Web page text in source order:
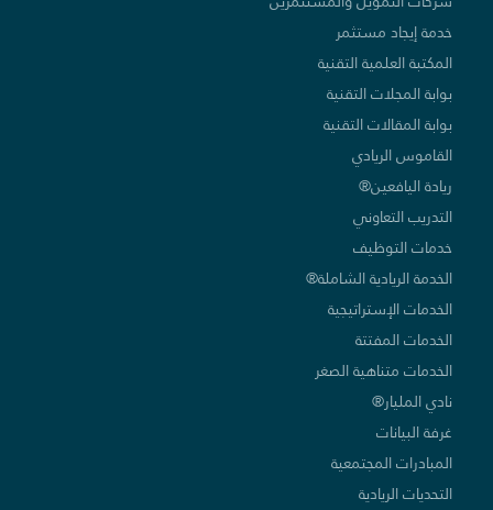
خدمة إيجاد مستثمر
المكتبة العلمية التقنية
بوابة المجلات التقنية
بوابة المقالات التقنية
القاموس الريادي
ريادة اليافعين®
التدريب التعاوني
خدمات التوظيف
الخدمة الريادية الشاملة®
الخدمات الإستراتيجية
الخدمات المفتتة
الخدمات متناهية الصغر
نادي المليار®
غرفة البيانات
المبادرات المجتمعية
التحديات الريادية